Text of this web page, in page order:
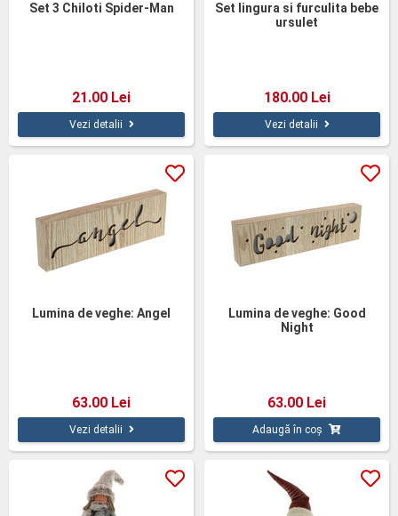
Set 3 Chiloti Spider-Man
21.00 Lei
Vezi detalii
Set lingura si furculita bebe
ursulet
180.00 Lei
Vezi detalii
Lumina de veghe: Angel
63.00 Lei
Vezi detalii
Lumina de veghe: Good
Night
63.00 Lei
Adaugă în coș